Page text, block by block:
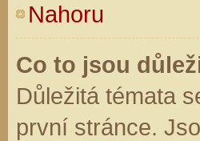
Nahoru
Co to jsou
Důležitá témata
první stránce.